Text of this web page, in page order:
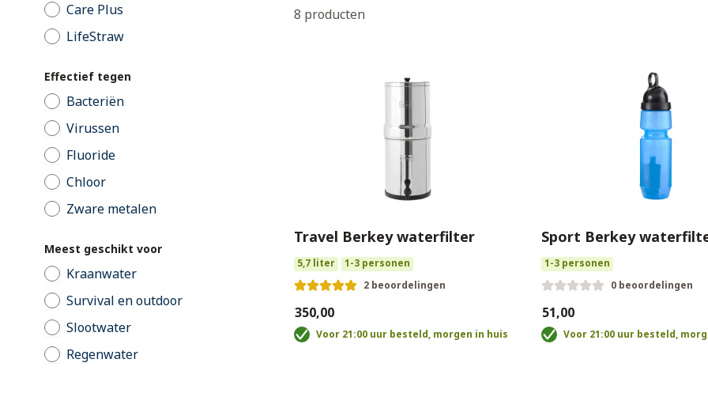
Care Plus
LifeStraw
Effectief tegen
Bacteriën
Virussen
Fluoride
Chloor
Zware metalen
Meest geschikt voor
Kraanwater
Survival en outdoor
Slootwater
Regenwater
8 producten
Travel Berkey waterfilter
5,7 liter
1-3 personen
2 beoordelingen
€350,00
Voor 21:00 uur besteld, morgen in huis
Sport Berkey
1-3 personen
0 beoordelingen
€51,00
Voor 21:00 uur besteld,